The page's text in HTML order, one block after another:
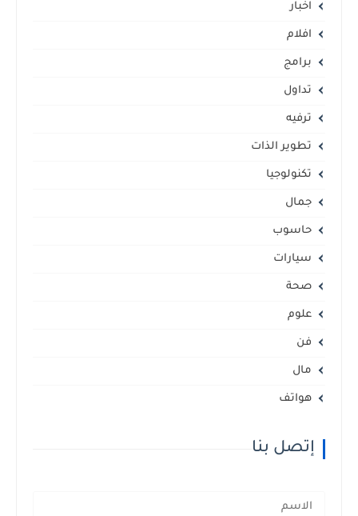
اخبار
افلام
برامج
تداول
ترفيه
تطوير الذات
تكنولوجيا
جمال
حاسوب
سيارات
صحة
علوم
فن
مال
هواتف
إتصل بنا